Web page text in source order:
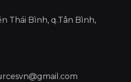
Thái Bình, q.Tân Bình,